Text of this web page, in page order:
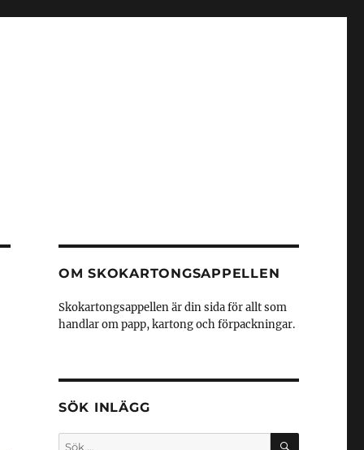
OM SKOKARTONGSAPPELLEN
Skokartongsappellen är din sida för allt som
handlar om papp, kartong och förpackningar.
SÖK INLÄGG
Sök
SÖK